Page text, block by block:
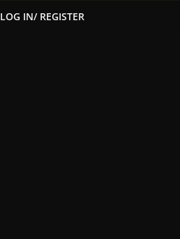
LOG IN/ REGISTER